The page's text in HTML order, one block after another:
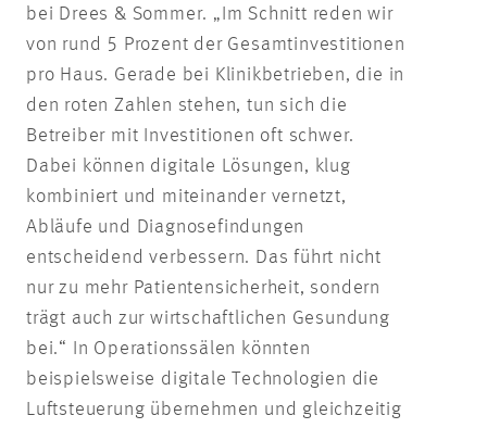
bei Drees & Sommer. „Im Schnitt reden wir
von rund 5 Prozent der Gesamtinvestitionen
pro Haus. Gerade bei Klinikbetrieben, die in
den roten Zahlen stehen, tun sich die
Betreiber mit Investitionen oft schwer.
Dabei können digitale Lösungen, klug
kombiniert und miteinander vernetzt,
Abläufe und Diagnosefindungen
entscheidend verbessern. Das führt nicht
nur zu mehr Patientensicherheit, sondern
trägt auch zur wirtschaftlichen Gesundung
bei.“ In Operationssälen könnten
beispielsweise digitale Technologien die
Luftsteuerung übernehmen und gleichzeitig